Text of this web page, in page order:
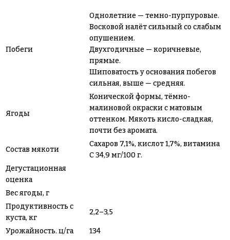
Побеги
Однолетние — темно-пурпуровые.
Восковой налёт сильный со слабым
опушением.
Двухгодичные — коричневые,
прямые.
Шиповатость у основания побегов
сильная, выше — средняя.
Ягоды
Конической формы, тёмно-
малиновой окраски с матовым
оттенком. Мякоть кисло-сладкая,
почти без аромата.
Состав мякоти
Сахаров 7,1%, кислот 1,7%, витамина
С 34,9 мг/100 г.
Дегустационная
оценка
Вес ягоды, г
Продуктивность с
куста, кг
2,2–3,5
Урожайность. ц/га
134